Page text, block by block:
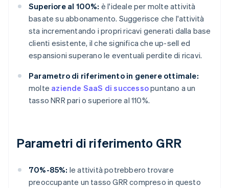
Superiore al 100%: è l'ideale per molte attività
basate su abbonamento. Suggerisce che l'attività
sta incrementando i propri ricavi generati dalla base
clienti esistente, il che significa che up-sell ed
espansioni superano le eventuali perdite di ricavi.
Parametro di riferimento in genere ottimale:
molte aziende SaaS di successopuntano a un
tasso NRR pari o superiore al 110%.
Parametri di riferimento GRR
70%-85%: le attività potrebbero trovare
preoccupante un tasso GRR compreso in questo